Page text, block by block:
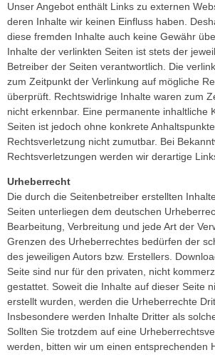
Unser Angebot enthält Links zu externen
deren Inhalte wir keinen Einfluss haben.
diese fremden Inhalte auch keine Gewähr
Inhalte der verlinkten Seiten ist stets der
Betreiber der Seiten verantwortlich. Die
zum Zeitpunkt der Verlinkung auf mögliche
überprüft. Rechtswidrige Inhalte waren zum
nicht erkennbar. Eine permanente inhaltliche
Seiten ist jedoch ohne konkrete
Rechtsverletzung nicht zumutbar. Bei
Rechtsverletzungen werden wir derartige
Urheberrecht
Die durch die Seitenbetreiber erstellten
Seiten unterliegen dem deutschen
Bearbeitung, Verbreitung und jede Art der
Grenzen des Urheberrechtes bedürfen der
des jeweiligen Autors bzw. Erstellers.
Seite sind nur für den privaten, nicht
gestattet. Soweit die Inhalte auf dieser Seite
erstellt wurden, werden die Urheberrechte
Insbesondere werden Inhalte Dritter als
Sollten Sie trotzdem auf eine
werden, bitten wir um einen entsprechenden